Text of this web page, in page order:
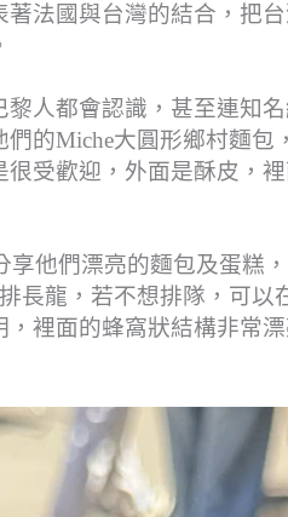
法國與台灣的結合，把
人都會認識，甚至連知名
的Miche大圓形鄉村麵包
受歡迎，外面是酥皮，
享他們漂亮的麵包及蛋糕
長龍，若不想排隊，可以
裡面的蜂窩狀結構非常